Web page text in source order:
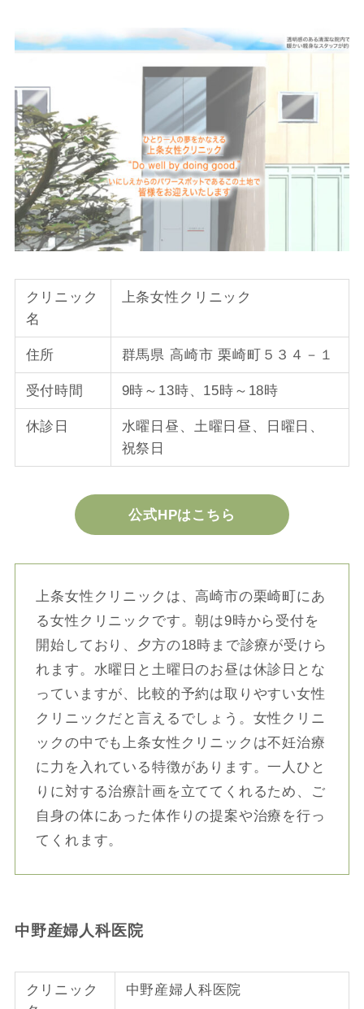
クリニック
名
上条女性クリニック
住所 群馬県 高崎市 栗崎町５３４－１
受付時間 9時～13時、15時～18時
休診日
水曜日昼、土曜日昼、日曜日、
祝祭日
公式HPはこちら
上条女性クリニックは、高崎市の栗崎町にあ
る女性クリニックです。朝は9時から受付を
開始しており、夕方の18時まで診療が受けら
れます。水曜日と土曜日のお昼は休診日とな
っていますが、比較的予約は取りやすい女性
クリニックだと言えるでしょう。女性クリニ
ックの中でも上条女性クリニックは不妊治療
に力を入れている特徴があります。一人ひと
りに対する治療計画を立ててくれるため、ご
自身の体にあった体作りの提案や治療を行っ
てくれます。
中野産婦人科医院
クリニック
中野産婦人科医院